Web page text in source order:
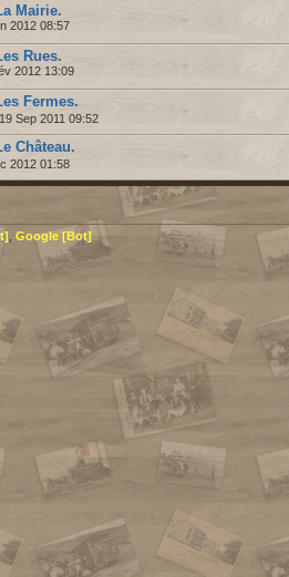
Mairie.
2012 08:57
Rues.
2012 13:09
Fermes.
Sep 2011 09:52
Château.
2012 01:58
Google [Bot]